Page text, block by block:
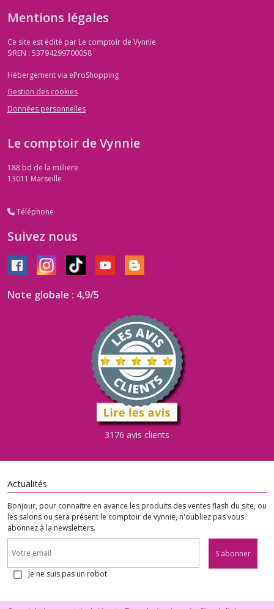
Mentions légales
Ce site est édité par Le comptoir de Vynnie.
SIREN : 53794299700058
Hébergement via eProShopping
Gestion des cookies
Données personnelles
Le comptoir de Vynnie
188 bd de la milliere
13011 Marseille
Téléphone
Suivez nous
Note globale : 4,9/5
3176 avis clients
Actualités
Bonjour, pour connaitre en avance les produits des ventes flash du site, ou
les salons ou sera présent le comptoir de vynnie, n'oubliez pas vous
abonnez à la newsletters.
S'abonner
Je ne suis pas un robot